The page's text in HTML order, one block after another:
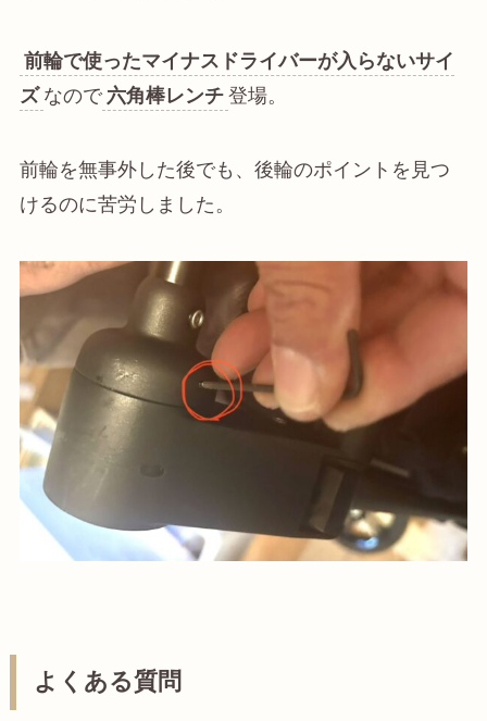
前輪で使ったマイナスドライバーが入らないサイ
ズ なので 六角棒レンチ 登場。
前輪を無事外した後でも、後輪のポイントを見つ
けるのに苦労しました。
よくある質問